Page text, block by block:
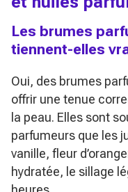
Les brumes
tiennent-elles
Oui, des brumes
offrir une tenue
la peau. Elles sont
parfumeurs que les
vanille, fleur
hydratée, le sillage